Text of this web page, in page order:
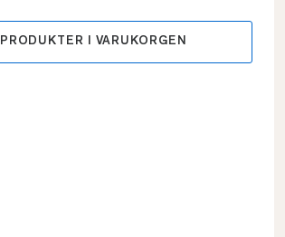
PRODUKTER I VARUKORGEN